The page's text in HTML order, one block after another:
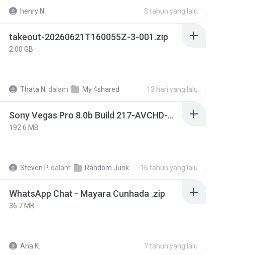
henry N. 3 tahun yang lalu
takeout-20260621T160055Z-3-001.zip
2.00 GB
Thata N. dalam My 4shared 13 hari yang lalu
Sony Vegas Pro 8.0b Build 217-AVCHD-MPG-AC3 FIXED.7z
192.6 MB
Steven P. dalam Random Junk 16 tahun yang lalu
WhatsApp Chat - Mayara Cunhada .zip
36.7 MB
Ana K. 7 tahun yang lalu